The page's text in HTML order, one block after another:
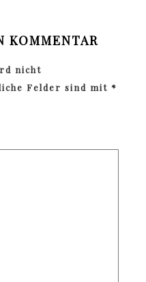
KOMMENTAR
nicht
Felder sind mit *